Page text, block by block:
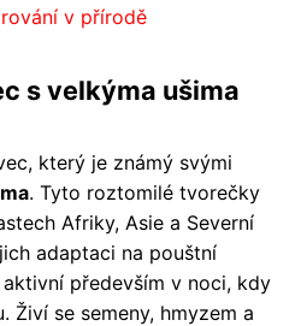
v přírodě
s velkýma ušima
který je známý svými
. Tyto roztomilé tvorečky
Afriky, Asie a Severní
adaptaci na pouštní
především v noci, kdy
Živí se semeny, hmyzem a